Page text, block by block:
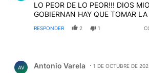
LO PEOR DE LO PEOR!!! DIOS
GOBIERNAN HAY QUE TOMAR
RESPONDER 2 1
AV Antonio Varela 1 DE OCTUBRE DE